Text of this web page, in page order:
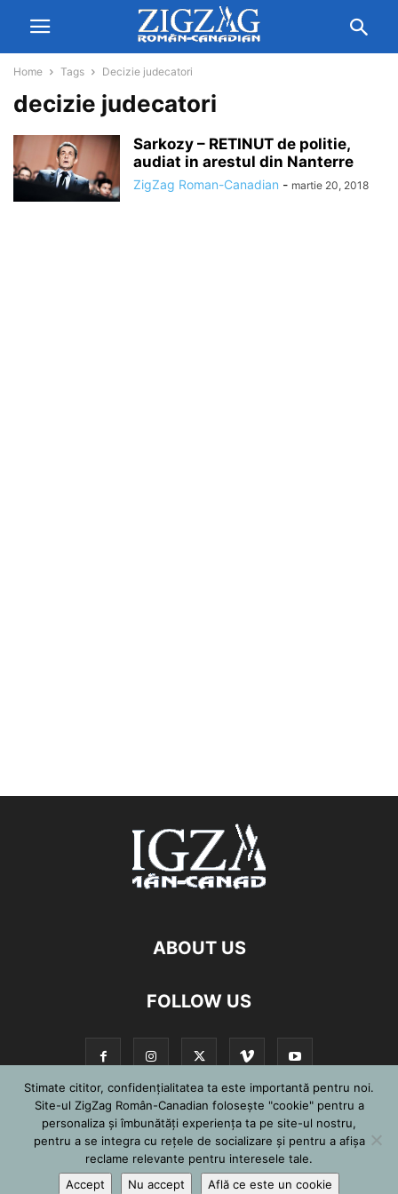
Home Tags Decizie judecatori
decizie judecatori
Sarkozy – RETINUT de politie,
audiat in arestul din Nanterre
ZigZag Roman-Canadian - martie 20, 2018
ABOUT US
FOLLOW US
©
Stimate cititor, confidențialitatea ta este importantă pentru noi.
Site-ul ZigZag Român-Canadian folosește "cookie" pentru a
personaliza și îmbunătăți experiența ta pe site-ul nostru,
pentru a se integra cu reţele de socializare şi pentru a afişa
reclame relevante pentru interesele tale.
Accept
Nu accept Află ce este un cookie